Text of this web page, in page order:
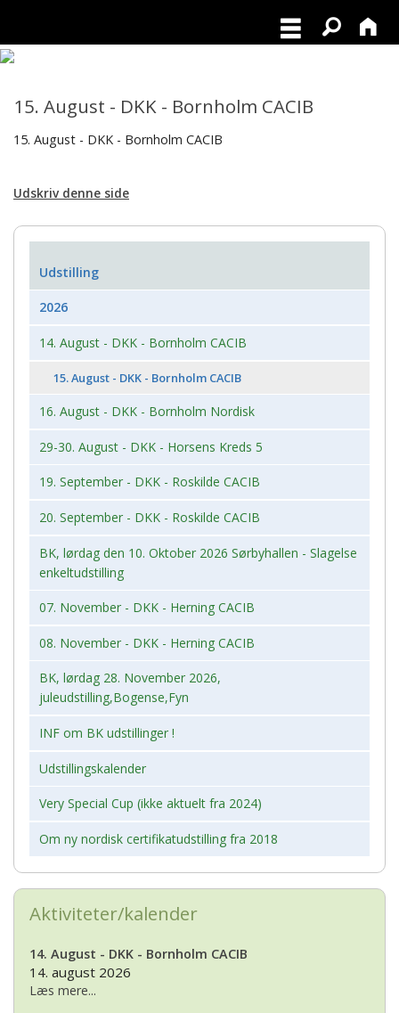
15. August - DKK - Bornholm CACIB
15. August - DKK - Bornholm CACIB
Udskriv denne side
Udstilling
2026
14. August - DKK - Bornholm CACIB
15. August - DKK - Bornholm CACIB
16. August - DKK - Bornholm Nordisk
29-30. August - DKK - Horsens Kreds 5
19. September - DKK - Roskilde CACIB
20. September - DKK - Roskilde CACIB
BK, lørdag den 10. Oktober 2026 Sørbyhallen - Slagelse
enkeltudstilling
07. November - DKK - Herning CACIB
08. November - DKK - Herning CACIB
BK, lørdag 28. November 2026,
juleudstilling,Bogense,Fyn
INF om BK udstillinger !
Udstillingskalender
Very Special Cup (ikke aktuelt fra 2024)
Om ny nordisk certifikatudstilling fra 2018
Aktiviteter/kalender
14. August - DKK - Bornholm CACIB
14. august 2026
Læs mere...